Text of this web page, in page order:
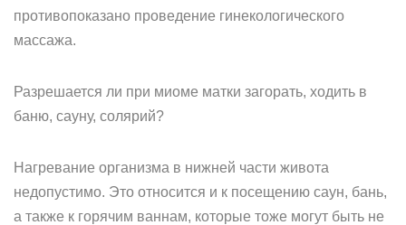
противопоказано проведение гинекологического
массажа.
Разрешается ли при миоме матки загорать, ходить в
баню, сауну, солярий?
Нагревание организма в нижней части живота
недопустимо. Это относится и к посещению саун, бань,
а также к горячим ваннам, которые тоже могут быть не